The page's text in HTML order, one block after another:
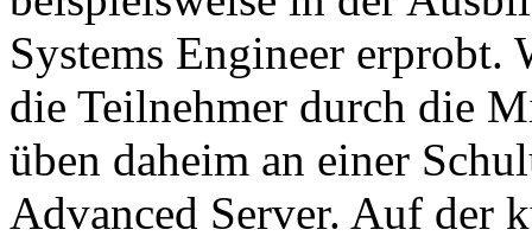
Systems Engineer erprobt.
die Teilnehmer durch die
üben daheim an einer
Advanced Server. Auf der